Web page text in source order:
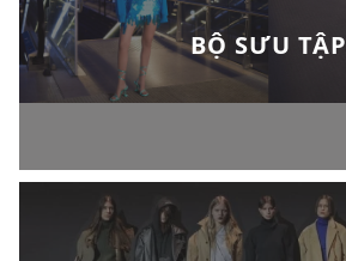
BỘ SƯU TẬP